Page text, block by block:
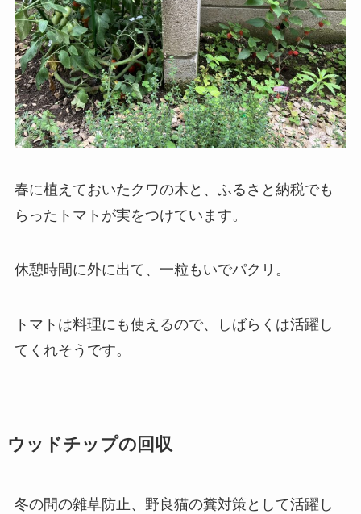
春に植えておいたクワの木と、ふるさと納税でも
らったトマトが実をつけています。
休憩時間に外に出て、一粒もいでパクリ。
トマトは料理にも使えるので、しばらくは活躍し
てくれそうです。
ウッドチップの回収
冬の間の雑草防止、野良猫の糞対策として活躍し